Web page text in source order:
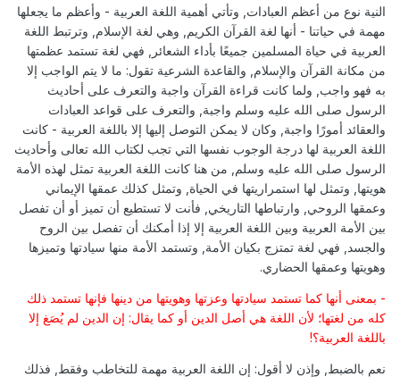
النية نوع من أعظم العبادات, وتأتي أهمية اللغة العربية - وأعظم ما يجعلها
مهمة في حياتنا - أنها لغة القرآن الكريم, وهي لغة الإسلام, وترتبط اللغة
العربية في حياة المسلمين جميعًا بأداء الشعائر, فهي لغة تستمد عظمتها
من مكانة القرآن والإسلام, والقاعدة الشرعية تقول: ما لا يتم الواجب إلا
به فهو واجب, ولما كانت قراءة القرآن واجبة والتعرف على أحاديث
الرسول صلى الله عليه وسلم واجبة, والتعرف على قواعد العبادات
والعقائد أمورًا واجبة, وكان لا يمكن التوصل إليها إلا باللغة العربية - كانت
اللغة العربية لها درجة الوجوب نفسها التي تجب لكتاب الله تعالى وأحاديث
الرسول صلى الله عليه وسلم, من هنا كانت اللغة العربية تمثل لهذه الأمة
هويتها, وتمثل لها استمراريتها في الحياة, وتمثل كذلك عمقها الإيماني
وعمقها الروحي, وارتباطها التاريخي, فأنت لا تستطيع أن تميز أو أن تفصل
بين الأمة العربية وبين اللغة العربية إلا إذا أمكنك أن تفصل بين الروح
والجسد, فهي لغة تمتزج بكيان الأمة, وتستمد الأمة منها سيادتها وتميزها
وهويتها وعمقها الحضاري.
- بمعنى أنها كما تستمد سيادتها وعزتها وهويتها من دينها فإنها تستمد ذلك
كله من لغتها؛ لأن اللغة هي أصل الدين أو كما يقال: إن الدين لم يُصَغ إلا
باللغة العربية؟!
نعم بالضبط, وإذن لا أقول: إن اللغة العربية مهمة للتخاطب وفقط, فذلك